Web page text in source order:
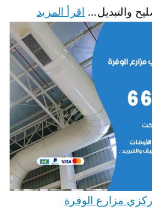
والتبديل… اقرأ المزيد
مزارع الوفرة